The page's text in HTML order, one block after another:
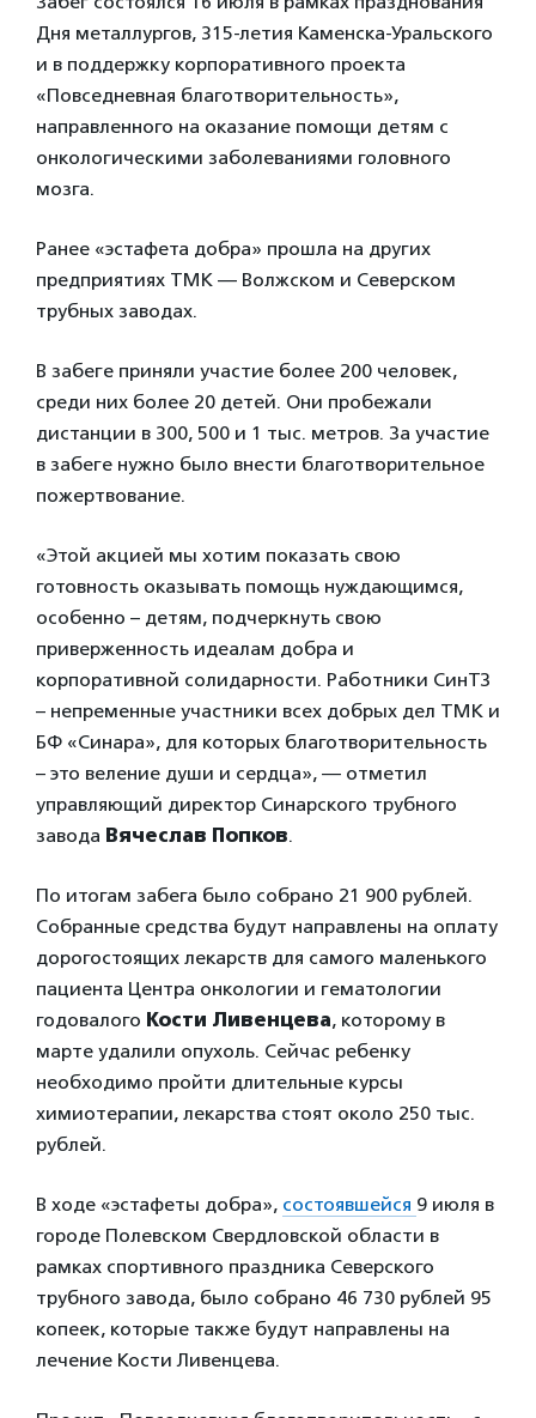
Дня металлургов, 315-летия Каменска-Уральского
и в поддержку корпоративного проекта
«Повседневная благотворительность»,
направленного на оказание помощи детям с
онкологическими заболеваниями головного
мозга.
Ранее «эстафета добра» прошла на других
предприятиях ТМК — Волжском и Северском
трубных заводах.
В забеге приняли участие более 200 человек,
среди них более 20 детей. Они пробежали
дистанции в 300, 500 и 1 тыс. метров. За участие
в забеге нужно было внести благотворительное
пожертвование.
«Этой акцией мы хотим показать свою
готовность оказывать помощь нуждающимся,
особенно – детям, подчеркнуть свою
приверженность идеалам добра и
корпоративной солидарности. Работники СинТЗ
– непременные участники всех добрых дел ТМК и
БФ «Синара», для которых благотворительность
– это веление души и сердца», — отметил
управляющий директор Синарского трубного
завода Вячеслав Попков.
По итогам забега было собрано 21 900 рублей.
Собранные средства будут направлены на оплату
дорогостоящих лекарств для самого маленького
пациента Центра онкологии и гематологии
годовалого Кости Ливенцева, которому в
марте удалили опухоль. Сейчас ребенку
необходимо пройти длительные курсы
химиотерапии, лекарства стоят около 250 тыс.
рублей.
В ходе «эстафеты добра», состоявшейся 9 июля в
городе Полевском Свердловской области в
рамках спортивного праздника Северского
трубного завода, было собрано 46 730 рублей 95
копеек, которые также будут направлены на
лечение Кости Ливенцева.